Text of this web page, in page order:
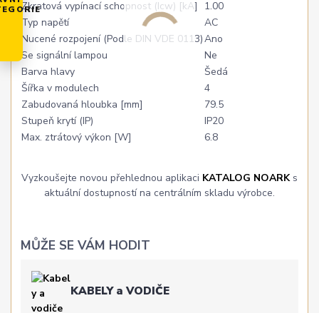
Zkratová vypínací schopnost (Icw) [kA]
1.00
Typ napětí
AC
Nucené rozpojení (Podle DIN VDE 0113)Ano
Se signální lampou
Ne
Barva hlavy
Šedá
Šířka v modulech
4
Zabudovaná hloubka [mm]
79.5
Stupeň krytí (IP)
IP20
Max. ztrátový výkon [W]
6.8
Vyzkoušejte novou přehlednou aplikaci KATALOG NOARKs
aktuální dostupností na centrálním skladu výrobce.
MŮŽE SE VÁM HODIT
KABELY a VODIČE